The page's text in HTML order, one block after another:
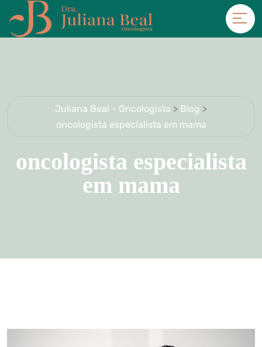
Juliana Beal - Oncologista > Blog >
oncologista especialista em mama
oncologista especialista
em mama